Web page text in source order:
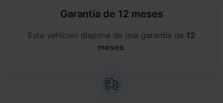
Garantía de 12 meses
Este vehículo dispone de una garantía de 12
meses.